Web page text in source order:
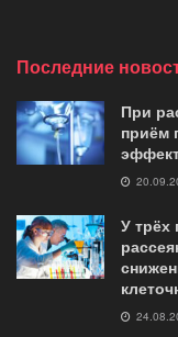
Последние
При
приём
У трёх